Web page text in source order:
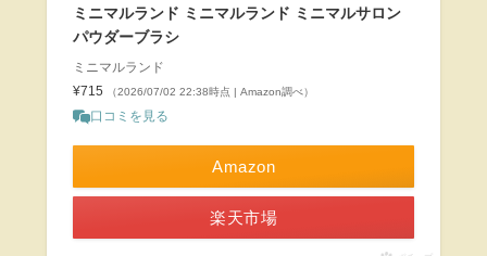
ミニマルランド ミニマルランド ミニマルサロン
パウダーブラシ
ミニマルランド
¥715
（2026/07/02 22:38時点 | Amazon調べ）
口コミを見る
Amazon
楽天市場